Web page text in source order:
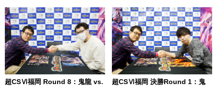
超CSⅥ福岡 Round 8：鬼龍 vs.
超CSⅥ福岡 決勝Round 1：鬼